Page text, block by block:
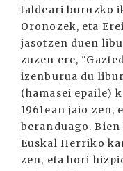
taldeari buruzko
Oronozek, eta
jasotzen duen
zuzen ere,
izenburua du
(hamasei epaile)
1961ean jaio zen,
beranduago.
Euskal Herriko
zen, eta hori